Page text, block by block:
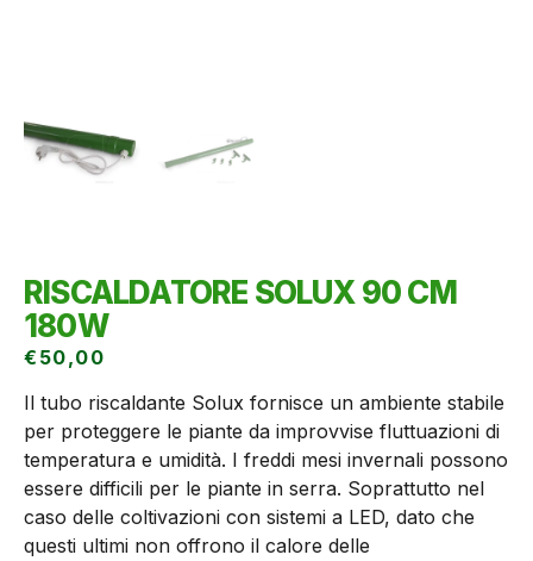
RISCALDATORE SOLUX 90 CM
180W
€ 50,00
Il tubo riscaldante Solux fornisce un ambiente stabile
per proteggere le piante da improvvise fluttuazioni di
temperatura e umidità. I freddi mesi invernali possono
essere difficili per le piante in serra. Soprattutto nel
caso delle coltivazioni con sistemi a LED, dato che
questi ultimi non offrono il calore delle